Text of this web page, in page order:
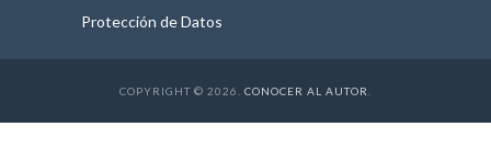
Protección de Datos
COPYRIGHT © 2026. CONOCER AL AUTOR